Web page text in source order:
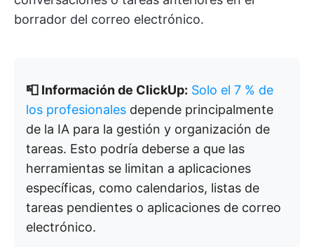
borrador del correo electrónico.
📮 Información de ClickUp: Solo el 7 % de
los profesionales depende principalmente
de la IA para la gestión y organización de
tareas. Esto podría deberse a que las
herramientas se limitan a aplicaciones
específicas, como calendarios, listas de
tareas pendientes o aplicaciones de correo
electrónico.